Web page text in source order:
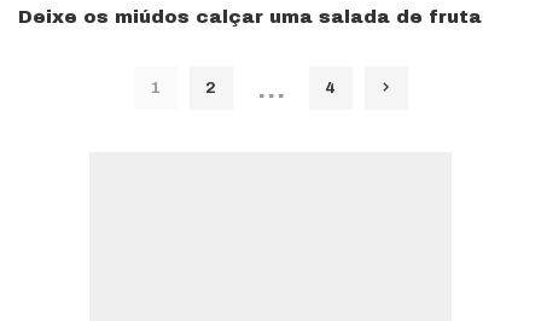
Deixe os miúdos calçar uma salada de fruta
1 2 … 4